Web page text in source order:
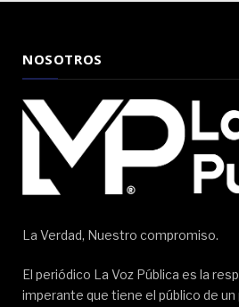
NOSOTROS
La Verdad, Nuestro compromiso.
El periódico La Voz Pública es la
imperante que tiene el público de